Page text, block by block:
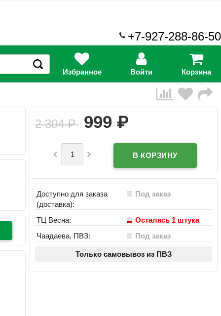
+7-927-288-86-50
Избранное Войти Корзина
2 304₽ 999 ₽
 
Доступно для заказа
(доставка):
Под заказ
ТЦ Весна:
Осталась 1 штука
Чаадаева, ПВЗ:
Под заказ
Только самовывоз из ПВЗ